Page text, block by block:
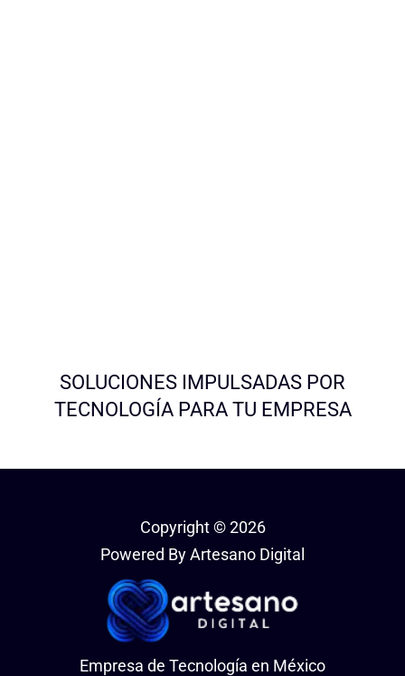
SOLUCIONES IMPULSADAS POR
TECNOLOGÍA PARA TU EMPRESA
Copyright © 2026
Powered By Artesano Digital
Empresa de Tecnología en México